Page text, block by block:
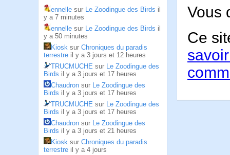
ennelle sur Le Zoodingue des Birds il
y a 7 minutes
ennelle sur Le Zoodingue des Birds il
y a 50 minutes
Kiosk sur Chroniques du paradis
terrestre il y a 3 jours et 12 heures
TRUCMUCHE sur Le Zoodingue des
Birds il y a 3 jours et 17 heures
Chaudron sur Le Zoodingue des
Birds il y a 3 jours et 17 heures
TRUCMUCHE sur Le Zoodingue des
Birds il y a 3 jours et 17 heures
Chaudron sur Le Zoodingue des
Birds il y a 3 jours et 21 heures
Kiosk sur Chroniques du paradis
terrestre il y a 4 jours
Vous
Ce